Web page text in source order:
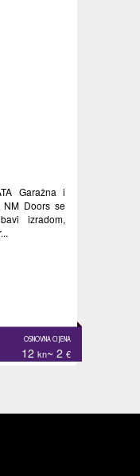
Garažna i
NM Doors se
izradom,
OSNOVNA CIJENA
12 kn~ 2 €